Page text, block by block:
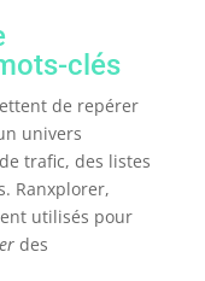
clés
de repérer
univers
trafic, des listes
Ranxplorer,
utilisés pour
des